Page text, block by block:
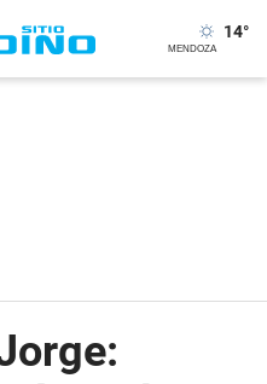
14°